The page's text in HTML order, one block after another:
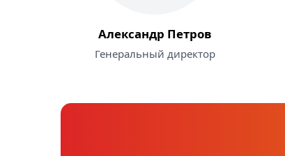
Александр Петров
Генеральный директор